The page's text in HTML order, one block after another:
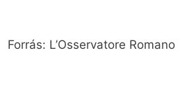
Forrás: L’Osservatore Romano